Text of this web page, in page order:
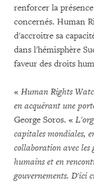
renforcer la
concernés. Human
d'accroitre sa
dans l'hémisphère
faveur des droits
« Human Rights
en acquérant une
George Soros. «
capitales mondiales,
collaboration avec les
humains et en
gouvernements. D'ici